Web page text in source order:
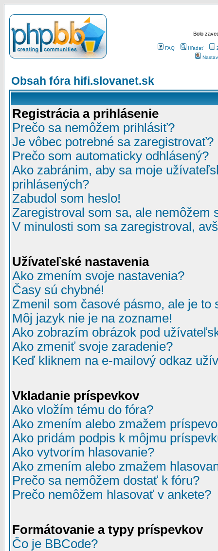
Bolo
FAQ Hľadať
Obsah fóra hifi.slovanet.sk
Registrácia a prihlásenie
Prečo sa nemôžem prihlásiť?
Je vôbec potrebné sa zaregistrovať?
Prečo som automaticky odhlásený?
Ako zabránim, aby sa moje
prihlásených?
Zabudol som heslo!
Zaregistroval som sa, ale nemôžem
V minulosti som sa zaregistroval,
Užívateľské nastavenia
Ako zmením svoje nastavenia?
Časy sú chybné!
Zmenil som časové pásmo, ale je to
Môj jazyk nie je na zozname!
Ako zobrazím obrázok pod
Ako zmeniť svoje zaradenie?
Keď kliknem na e-mailový odkaz
Vkladanie príspevkov
Ako vložím tému do fóra?
Ako zmením alebo zmažem
Ako pridám podpis k môjmu
Ako vytvorím hlasovanie?
Ako zmením alebo zmažem
Prečo sa nemôžem dostať k fóru?
Prečo nemôžem hlasovať v ankete?
Formátovanie a typy príspevkov
Čo je BBCode?